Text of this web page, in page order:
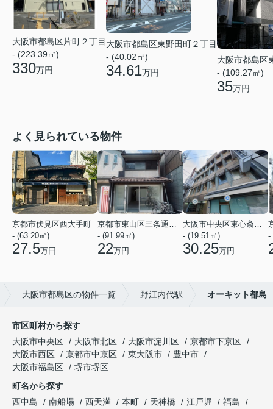
大阪市都島区片町２丁目
- (223.39㎡)
330万円
大阪市都島区東野田町２丁目
- (40.02㎡)
34.61万円
大阪市都島区
- (109.27㎡)
35万円
よく見られている物件
京都市伏見区西大手町
- (63.20㎡)
27.5万円
京都市東山区三条通北裏白川筋西入２丁目東姉小路町
- (91.99㎡)
22万円
大阪市中央区東心斎橋２丁目
- (19.51㎡)
30.25万円
-
大阪市都島区の物件一覧 野江内代駅 オーキット都島
市区町村から探す
大阪市中央区
大阪市北区 大阪市淀川区
京都市下京区
大阪市西区
京都市中京区 東大阪市
豊中市
大阪市福島区
堺市堺区
町名から探す
西中島
南船場 西天満 本町 天神橋 江戸堀
福島